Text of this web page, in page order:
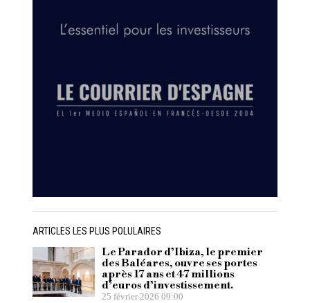
ARTICLES LES PLUS POLULAIRES
Le Parador d’Ibiza, le premier
des Baléares, ouvre ses portes
après 17 ans et 47 millions
d’euros d’investissement.
25 février 2026 09:00